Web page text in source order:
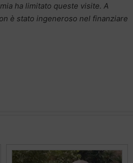
ha limitato queste visite. A
è stato ingeneroso nel finanziare